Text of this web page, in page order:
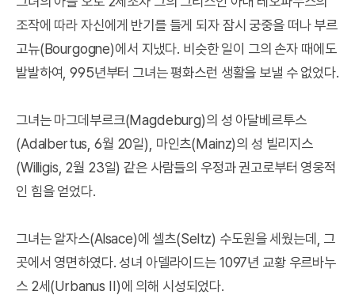
조작에 따라 자신에게 반기를 들게 되자 잠시 궁중을 떠나 부르
고뉴(Bourgogne)에서 지냈다. 비슷한 일이 그의 손자 때에도
발발하여, 995년부터 그녀는 평화스런 생활을 보낼 수 없었다.
그녀는 마그데부르크(Magdeburg)의 성 아달베르투스
(Adalbertus, 6월 20일), 마인츠(Mainz)의 성 빌리지스
(Willigis, 2월 23일) 같은 사람들의 우정과 권고로부터 영웅적
인 힘을 얻었다.
그녀는 알자스(Alsace)에 셀츠(Seltz) 수도원을 세웠는데, 그
곳에서 영면하였다. 성녀 아델라이드는 1097년 교황 우르바누
스 2세(Urbanus II)에 의해 시성되었다.